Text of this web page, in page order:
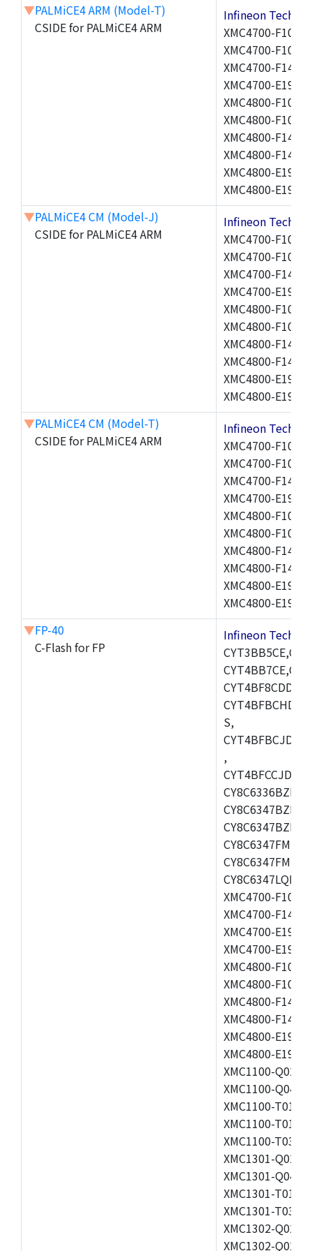
▼PALMiCE4 ARM (Model-T)
CSIDE for PALMiCE4 ARM
Infineon
XMC4700-
XMC4700-
XMC4700-
XMC4700-
XMC4800-
XMC4800-
XMC4800-
XMC4800-
XMC4800-
XMC4800-
▼PALMiCE4 CM (Model-J)
CSIDE for PALMiCE4 ARM
Infineon
XMC4700-
XMC4700-
XMC4700-
XMC4700-
XMC4800-
XMC4800-
XMC4800-
XMC4800-
XMC4800-
XMC4800-
▼PALMiCE4 CM (Model-T)
CSIDE for PALMiCE4 ARM
Infineon
XMC4700-
XMC4700-
XMC4700-
XMC4700-
XMC4800-
XMC4800-
XMC4800-
XMC4800-
XMC4800-
XMC4800-
▼FP-40
C-Flash for FP
Infineon
S,
,
CY8C6336BZI-
CY8C6347BZI-
CY8C6347BZI-
CY8C6347FMI-
CY8C6347FMI-
CY8C6347LQI-
XMC4700-
XMC4700-
XMC4700-
XMC4700-
XMC4800-
XMC4800-
XMC4800-
XMC4800-
XMC4800-
XMC4800-
XMC1100-
XMC1100-
XMC1100-
XMC1100-
XMC1100-
XMC1301-
XMC1301-
XMC1301-
XMC1301-
XMC1302-
XMC1302-